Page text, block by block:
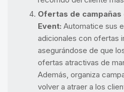
Ofertas de
Event: Automatice sus
adicionales con ofertas
asegurándose de que
ofertas atractivas de
Además, organiza
volver a atraer a los